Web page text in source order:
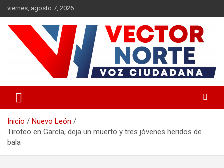
Saltar
al
contenido
viernes, agosto 7, 2026
Vector Norte
Inicio
Nuevo León
Tiroteo en García, deja un muerto y tres jóvenes heridos de
bala